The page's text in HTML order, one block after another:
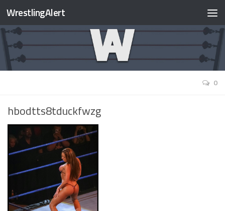
WrestlingAlert
0
hbodtts8tduckfwzg